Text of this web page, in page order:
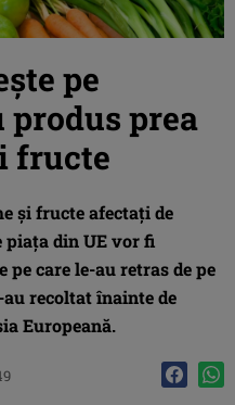
pe
prea
fructe
şi fructe afectaţi de
piaţa din UE vor fi
care le-au retras de pe
recoltat înainte de
Europeană.